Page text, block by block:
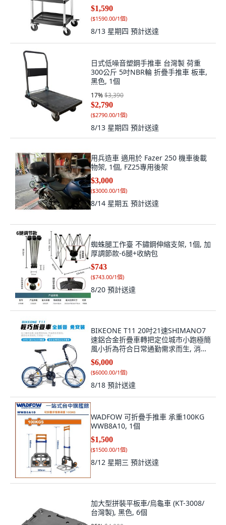
$1,590
($1590.00/1個)
8/13 星期四 預計送達
日式低噪音塑鋼手推車 台灣製 荷重
300公斤 5吋NBR輪 折疊手推車 板車,
黑色, 1個
17%$3,390
$2,790
($2790.00/1個)
8/13 星期四 預計送達
用兵造車 適用於 Fazer 250 機車後載
物架, 1個, FZ25專用後架
$3,000
($3000.00/1個)
8/14 星期五 預計送達
蜘蛛腿工作臺 不鏽鋼伸縮支架, 1個, 加
厚調節款-6腿+收納包
$743
($743.00/1個)
8/20 預計送達
BIKEONE T11 20吋21速SHIMANO7
速鋁合金折疊車轉把定位城市小跑極簡
風小折為符合日常通勤需求而生, 消光
灰, 1個
$6,000
($6000.00/1個)
8/18 預計送達
WADFOW 可折疊手推車 承重100KG
WWB8A10, 1個
$1,500
($1500.00/1個)
8/12 星期三 預計送達
加大型拼裝平板車/烏龜車 (KT-3008/
台灣製), 黑色, 6個